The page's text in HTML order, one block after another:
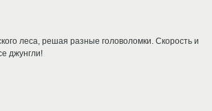
леса, решая разные головоломки. Скорость и
джунгли!